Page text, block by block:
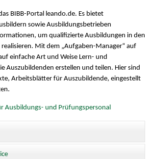
BIBB-Portal leando.de. Es bietet
sowie Ausbildungsbetrieben
um qualifizierte Ausbildungen in den
Mit dem „Aufgaben-Manager“ auf
einfache Art und Weise Lern- und
Auszubildenden erstellen und teilen. Hier sind
Arbeitsblätter für Auszubildende, eingestellt
Ausbildungs- und Prüfungspersonal